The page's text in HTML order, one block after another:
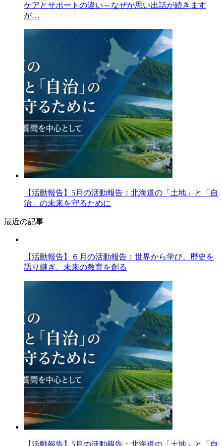
ケアとサポートの違い～なぜか思い出話が続きます
が…
【活動報告】5月の活動報告：北海道の「土地」と「自
治」の未来を守るために
最近の記事
【活動報告】６月の活動報告：世界から学び、歴史を
語り継ぎ、未来の教育を創る
【活動報告】5月の活動報告：北海道の「土地」と「自